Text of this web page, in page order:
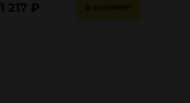
1 217 ₽ В КОРЗИНУ